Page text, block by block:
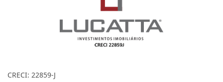
CRECI: 22859-J